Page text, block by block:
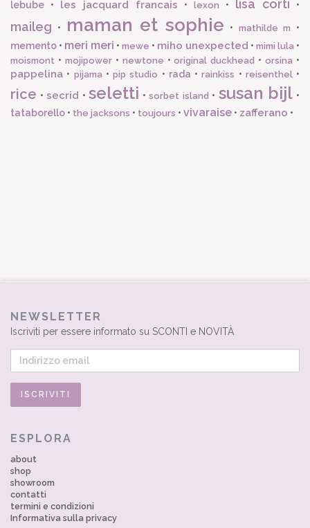
lebube • les jacquard francais • lexon • lisa corti •
maileg • maman et sophie • mathilde m
•
memento • meri meri • mewe • miho unexpected • mimi lula •
moismont • mojipower• newtone •original duckhead •orsina •
pappelina • pijama • pip studio • rada •rainkiss • reisenthel•
rice •secrid •seletti •sorbet island • susan bijl •
tataborello • the jacksons • toujours • vivaraise • zafferano •
NEWSLETTER
Iscriviti per essere informato su SCONTI e NOVITÀ
ESPLORA
about
shop
showroom
contatti
termini e condizioni
Informativa sulla privacy